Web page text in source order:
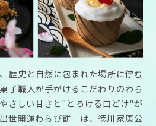
歴史と自然に包まれた場所に佇む
子職人が手がけるこだわりのわら
さしい甘さと"とろける口どけ"が
世開運わらび餅」は、徳川家康公